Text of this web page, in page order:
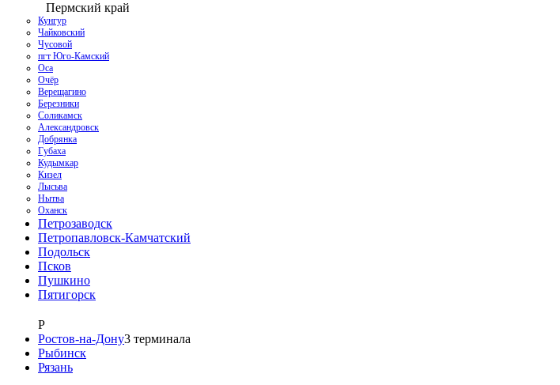
Пермский край
Кунгур
Чайковский
Чусовой
пгт Юго-Камский
Оса
Очёр
Верещагино
Березники
Соликамск
Александровск
Добрянка
Губаха
Кудымкар
Кизел
Лысьва
Нытва
Оханск
Петрозаводск
Петропавловск-Камчатский
Подольск
Псков
Пушкино
Пятигорск
Р
Ростов-на-Дону3 терминала
Рыбинск
Рязань